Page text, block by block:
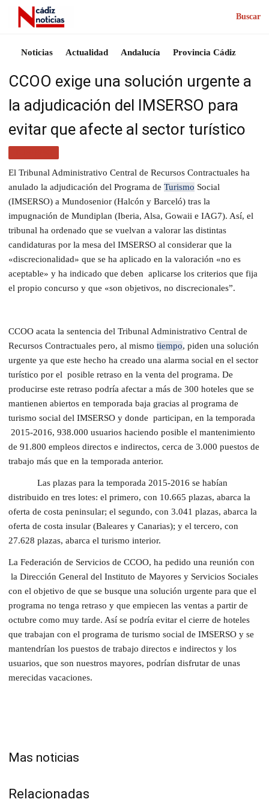
Buscar
Noticias Actualidad Andalucía Provincia Cádiz
CCOO exige una solución urgente a
la adjudicación del IMSERSO para
evitar que afecte al sector turístico
El Tribunal Administrativo Central de Recursos Contractuales ha
anulado la adjudicación del Programa de Turismo Social
(IMSERSO) a Mundosenior (Halcón y Barceló) tras la
impugnación de Mundiplan (Iberia, Alsa, Gowaii e IAG7). Así, el
tribunal ha ordenado que se vuelvan a valorar las distintas
candidaturas por la mesa del IMSERSO al considerar que la
«discrecionalidad» que se ha aplicado en la valoración «no es
aceptable» y ha indicado que deben aplicarse los criterios que fija
el propio concurso y que «son objetivos, no discrecionales”.
CCOO acata la sentencia del Tribunal Administrativo Central de
Recursos Contractuales pero, al mismo tiempo, piden una solución
urgente ya que este hecho ha creado una alarma social en el sector
turístico por el posible retraso en la venta del programa. De
producirse este retraso podría afectar a más de 300 hoteles que se
mantienen abiertos en temporada baja gracias al programa de
turismo social del IMSERSO y donde participan, en la temporada
2015-2016, 938.000 usuarios haciendo posible el mantenimiento
de 91.800 empleos directos e indirectos, cerca de 3.000 puestos de
trabajo más que en la temporada anterior.
Las plazas para la temporada 2015-2016 se habían
distribuido en tres lotes: el primero, con 10.665 plazas, abarca la
oferta de costa peninsular; el segundo, con 3.041 plazas, abarca la
oferta de costa insular (Baleares y Canarias); y el tercero, con
27.628 plazas, abarca el turismo interior.
La Federación de Servicios de CCOO, ha pedido una reunión con
la Dirección General del Instituto de Mayores y Servicios Sociales
con el objetivo de que se busque una solución urgente para que el
programa no tenga retraso y que empiecen las ventas a partir de
octubre como muy tarde. Así se podría evitar el cierre de hoteles
que trabajan con el programa de turismo social de IMSERSO y se
mantendrían los puestos de trabajo directos e indirectos y los
usuarios, que son nuestros mayores, podrían disfrutar de unas
merecidas vacaciones.
Mas noticias
Relacionadas